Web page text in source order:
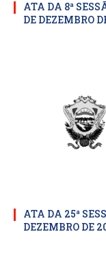
ATA DA 8ª
DE DEZEMBRO
ATA DA 25ª
DEZEMBRO DE